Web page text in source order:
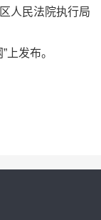
人民法院执行局
上发布。